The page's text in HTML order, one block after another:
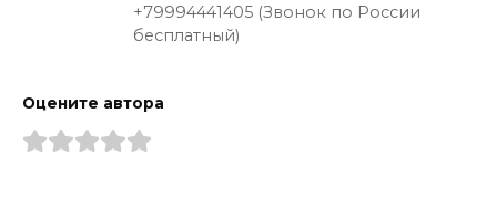
+79994441405 (Звонок по России
бесплатный)
Оцените автора